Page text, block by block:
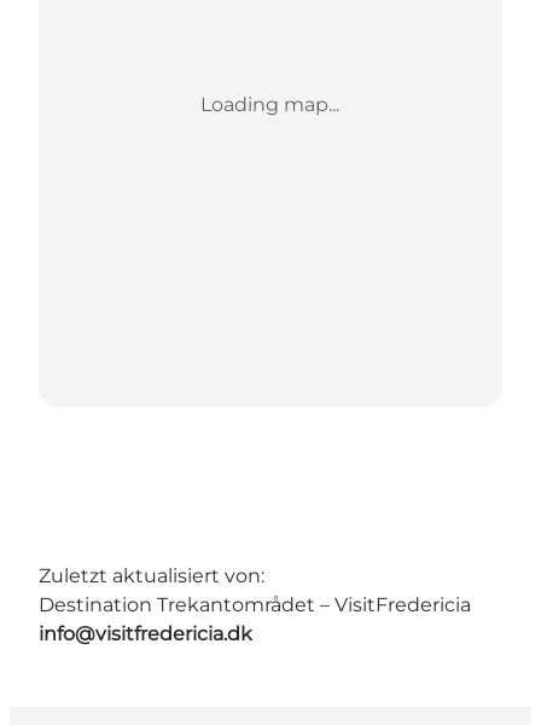
Loading map...
Zuletzt aktualisiert von:
Destination Trekantområdet – VisitFredericia
info@visitfredericia.dk